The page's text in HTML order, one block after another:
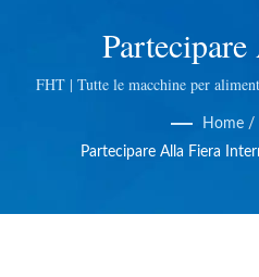
Produttore Di
Tritacarne,
FHT | Tutte le macchine per
100% a Taiwan, utilizziamo una
elettriche e manuali, tritacarne
grano e così via. Effettuiamo il
Home /
Partecipare Alla Fiera